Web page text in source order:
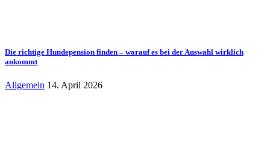
Die richtige Hundepension finden – worauf es bei der Auswahl wirklich
ankommt
Allgemein 14. April 2026